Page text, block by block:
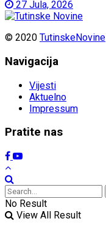
27 Jula, 2026
© 2020 TutinskeNovine
Navigacija
Vijesti
Aktuelno
Impressum
Pratite nas
No Result
View All Result